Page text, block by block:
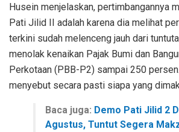
Husein menjelaskan, pertimbangannya
Pati Jilid II adalah karena dia melihat
terkini sudah melenceng jauh dari
menolak kenaikan Pajak Bumi dan
Perkotaan (PBB-P2) sampai 250
menyebut secara pasti siapa yang
Baca juga: Demo Pati Jilid 2
Agustus, Tuntut Segera